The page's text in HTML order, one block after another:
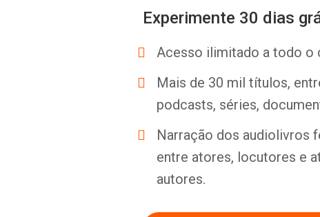
Experimente 30 dias
Acesso ilimitado a todo o
Mais de 30 mil títulos,
podcasts, séries,
Narração dos audiolivros
entre atores, locutores e
autores.